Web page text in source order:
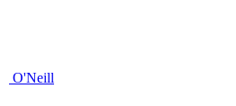
O'Neill